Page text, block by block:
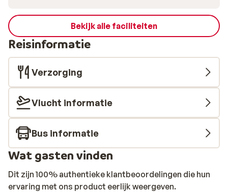
Bekijk alle faciliteiten
Reisinformatie
Verzorging
Vlucht informatie
Bus informatie
Wat gasten vinden
Dit zijn 100% authentieke klantbeoordelingen die hun
ervaring met ons product eerlijk weergeven.